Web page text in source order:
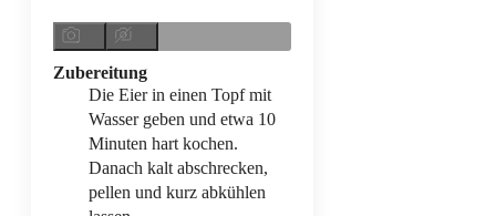
Zubereitung
Die Eier in einen Topf mit
Wasser geben und etwa 10
Minuten hart kochen.
Danach kalt abschrecken,
pellen und kurz abkühlen